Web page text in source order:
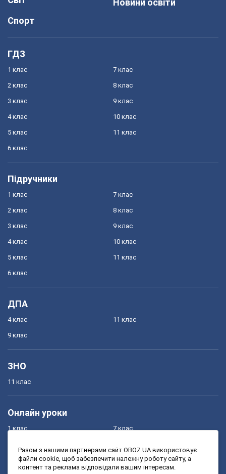
Спорт
Новини освіти
ГДЗ
1 клас
2 клас
3 клас
4 клас
5 клас
6 клас
7 клас
8 клас
9 клас
10 клас
11 клас
Підручники
1 клас
2 клас
3 клас
4 клас
5 клас
6 клас
7 клас
8 клас
9 клас
10 клас
11 клас
ДПА
4 клас
9 клас
11 клас
ЗНО
11 клас
Онлайн уроки
1 клас
3 клас
7 клас
9 клас
Разом з нашими партнерами сайт OBOZ.UA використовує
файли cookie, щоб забезпечити належну роботу сайту, а
контент та реклама відповідали вашим інтересам.